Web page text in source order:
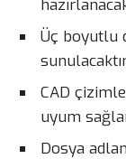
Üç boyutlu
CAD
uyum
Dosya